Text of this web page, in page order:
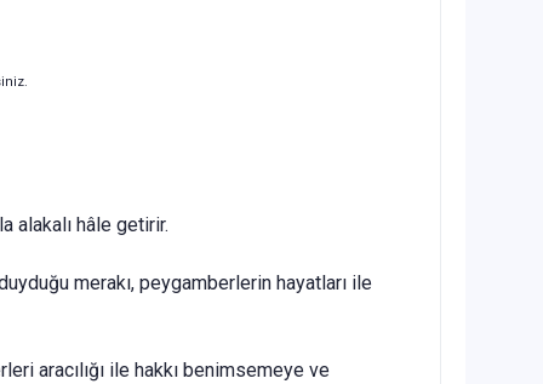
alakalı hâle getirir.
merakı, peygamberlerin hayatları ile
aracılığı ile hakkı benimsemeye ve